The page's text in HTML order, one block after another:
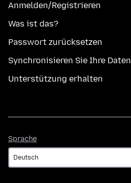
Anmelden/Registrieren
Was ist das?
Passwort zurücksetzen
Synchronisieren Sie Ihre Daten
Unterstützung erhalten
Sprache